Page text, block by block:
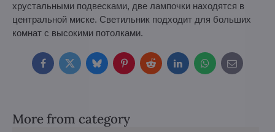
хрустальными подвесками, две лампочки находятся в
центральной миске. Светильник подходит для больших
комнат с высокими потолками.
FacebookTwitterBlueskyPinterestRedditLinkedInWhatsApp
E-
mail
More from category